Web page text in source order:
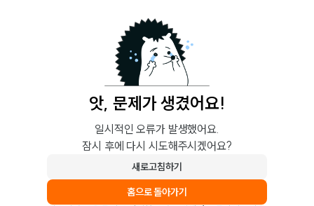
앗, 문제가 생겼어요!
일시적인 오류가 발생했어요.
잠시 후에 다시 시도해주시겠어요?
새로고침하기
홈으로 돌아가기